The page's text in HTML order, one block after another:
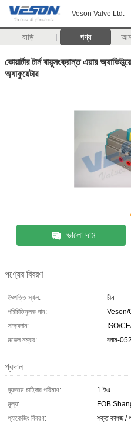
Veson Valve Ltd.
বাড়ি পণ্য
কোয়ার্টার টার্ন বায়ুসংক্রান্ত এয়ার
অ্যাকুয়েটার
ভালো দাম
পণ্যের বিবরণ
উৎপত্তি স্থল:
চীন
পরিচিতিমুলক নাম:
Veson/
সাক্ষ্যদান:
ISO/
মডেল নম্বার:
বনাম-
প্রদান
ন্যূনতম চাহিদার পরিমাণ:
1 ইএ
মূল্য:
FOB
প্যাকেজিং বিবরণ:
শক্ত কাগজ /